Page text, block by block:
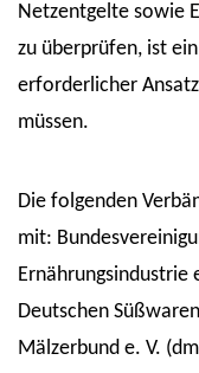
Netzentgelte sowie
zu überprüfen, ist
erforderlicher
müssen.
Die folgenden
mit:
Ernährungsindustrie
Deutschen
Mälzerbund e. V.